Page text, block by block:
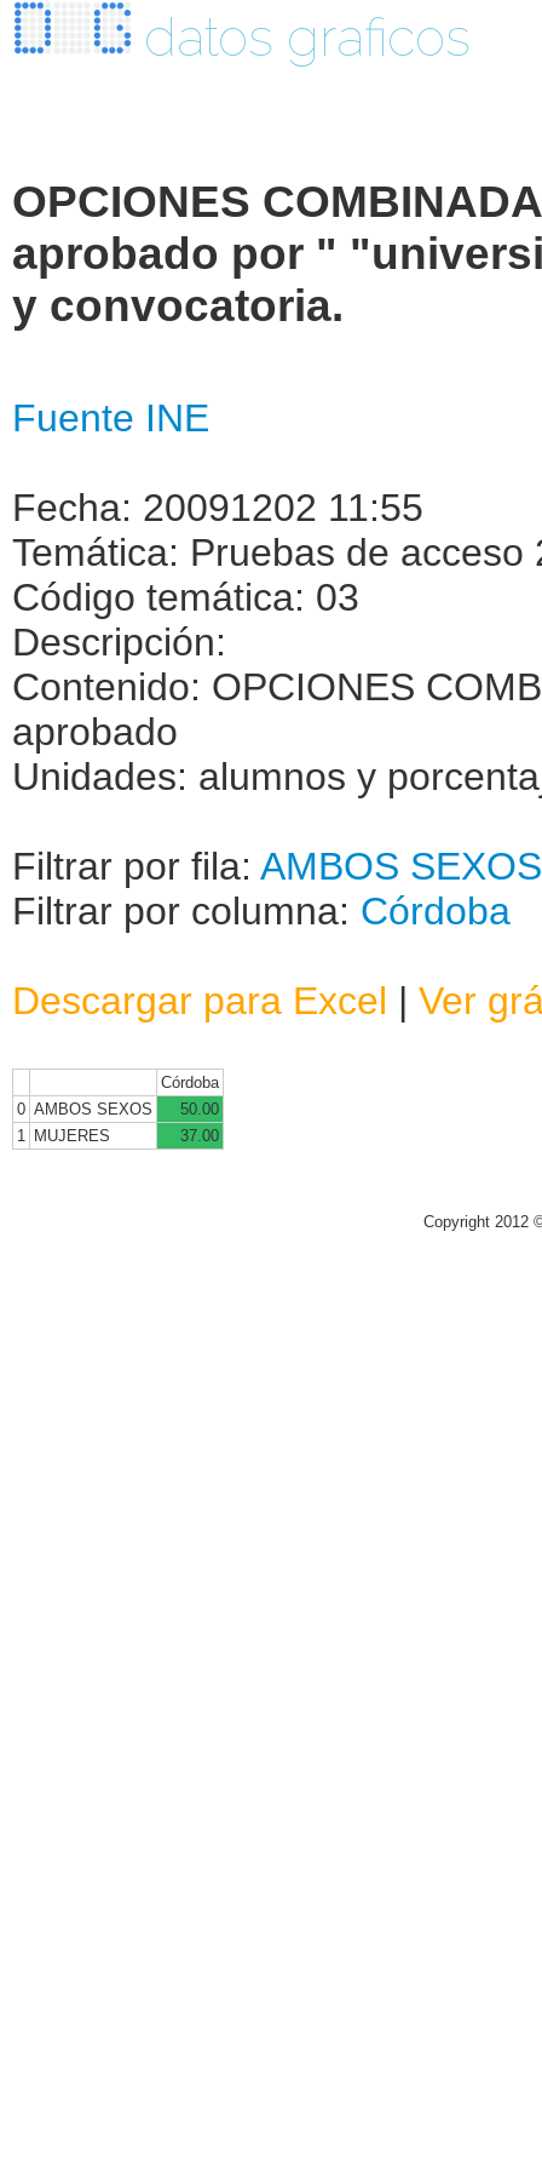
datos graficos
OPCIONES
aprobado por "
y convocatoria.
Fuente INE
Fecha: 20091202 11:55
Temática: Pruebas de
Código temática: 03
Descripción:
Contenido: OPCIONES
aprobado
Unidades: alumnos y
Filtrar por fila: AMBOS SEXOS
Filtrar por columna: Córdoba
Descargar para Excel | Ver
Córdoba
0 AMBOS SEXOS
50.00
1
MUJERES 37.00
Copyright 2012